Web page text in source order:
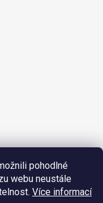
pohodlné
webu neustále
Více informací